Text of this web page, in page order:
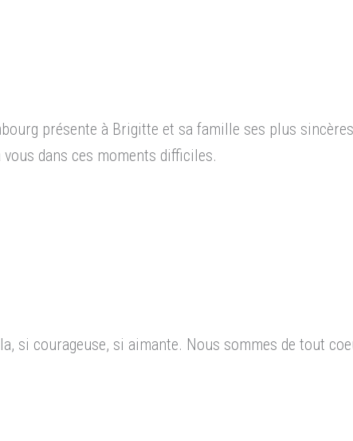
présente à Brigitte et sa famille ses plus
dans ces moments difficiles.
si courageuse, si aimante. Nous sommes de tout